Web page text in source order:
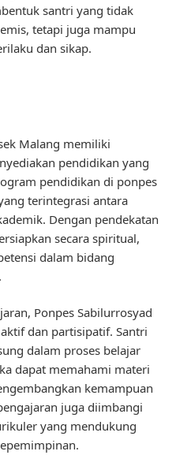
santri yang tidak
tetapi juga mampu
dan sikap.
Malang memiliki
pendidikan yang
pendidikan di ponpes
terintegrasi antara
Dengan pendekatan
secara spiritual,
dalam bidang
Ponpes Sabilurrosyad
dan partisipatif. Santri
dalam proses belajar
dapat memahami materi
kemampuan
juga diimbangi
yang mendukung